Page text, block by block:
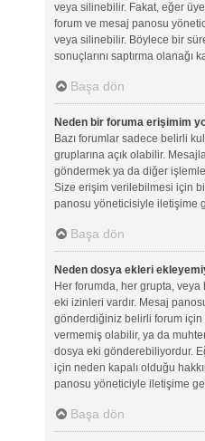
veya silinebilir. Fakat, eğer
forum ve mesaj panosu
veya silinebilir. Böylece bir
sonuçlarını saptırma olanağı
Başa dön
Neden bir foruma erişimim
Bazı forumlar sadece belirli
gruplarına açık olabilir.
göndermek ya da diğer
Size erişim verilebilmesi için
panosu yöneticisiyle iletişime
Başa dön
Neden dosya ekleri
Her forumda, her grupta, veya
eki izinleri vardır. Mesaj
gönderdiğiniz belirli forum
vermemiş olabilir, ya da
dosya eki gönderebiliyordur.
için neden kapalı olduğu
panosu yöneticiyle iletişime
Başa dön